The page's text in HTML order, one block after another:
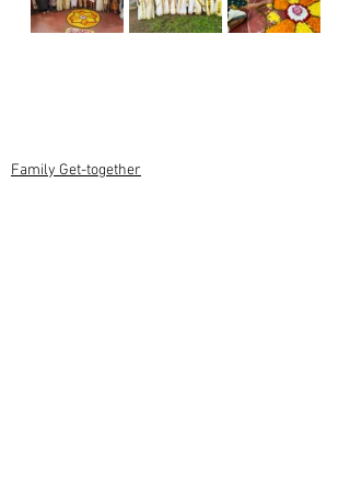
Family Get-together